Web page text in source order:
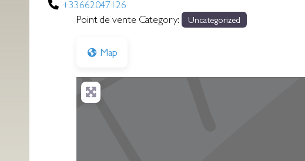
+33662047126
Point de vente Category:
Uncategorized
Map